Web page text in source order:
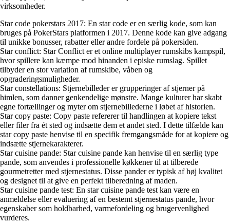
virksomheder.
Star code pokerstars 2017: En star code er en særlig kode, som kan
bruges på PokerStars platformen i 2017. Denne kode kan give adgang
til unikke bonusser, rabatter eller andre fordele på pokersiden.
Star conflict: Star Conflict er et online multiplayer rumskibs kampspil,
hvor spillere kan kæmpe mod hinanden i episke rumslag. Spillet
tilbyder en stor variation af rumskibe, våben og
opgraderingsmuligheder.
Star constellations: Stjernebilleder er grupperinger af stjerner på
himlen, som danner genkendelige mønstre. Mange kulturer har skabt
egne fortællinger og myter om stjernebillederne i løbet af historien.
Star copy paste: Copy paste refererer til handlingen at kopiere tekst
eller filer fra ét sted og indsætte dem et andet sted. I dette tilfælde kan
star copy paste henvise til en specifik fremgangsmåde for at kopiere og
indsætte stjernekarakterer.
Star cuisine pande: Star cuisine pande kan henvise til en særlig type
pande, som anvendes i professionelle køkkener til at tilberede
gourmetretter med stjernestatus. Disse pander er typisk af høj kvalitet
og designet til at give en perfekt tilberedning af maden.
Star cuisine pande test: En star cuisine pande test kan være en
anmeldelse eller evaluering af en bestemt stjernestatus pande, hvor
egenskaber som holdbarhed, varmefordeling og brugervenlighed
vurderes.